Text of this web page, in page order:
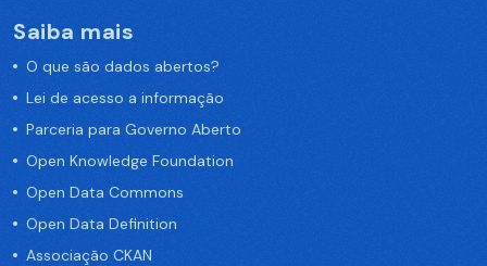
Saiba mais
O que são dados abertos?
Lei de acesso a informação
Parceria para Governo Aberto
Open Knowledge Foundation
Open Data Commons
Open Data Definition
Associação CKAN